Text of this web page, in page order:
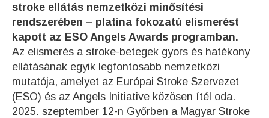
stroke ellátás nemzetközi minősítési
rendszerében – platina fokozatú elismerést
kapott az ESO Angels Awards programban.
Az elismerés a stroke-betegek gyors és hatékony
ellátásának egyik legfontosabb nemzetközi
mutatója, amelyet az Európai Stroke Szervezet
(ESO) és az Angels Initiative közösen ítél oda.
2025. szeptember 12-n Győrben a Magyar Stroke